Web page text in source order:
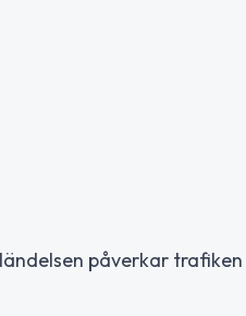
påverkar